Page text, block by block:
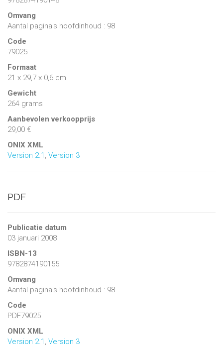
Omvang
Aantal pagina's hoofdinhoud : 98
Code
79025
Formaat
21 x 29,7 x 0,6 cm
Gewicht
264 grams
Aanbevolen verkoopprijs
29,00 €
ONIX XML
Version 2.1 , Version 3
PDF
Publicatie datum
03 januari 2008
ISBN-13
9782874190155
Omvang
Aantal pagina's hoofdinhoud : 98
Code
PDF79025
ONIX XML
Version 2.1 , Version 3